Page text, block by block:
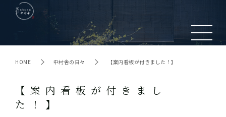
HOME 中村舎の日々 【案内看板が付きました！】
【案内看板が付きまし
た！】